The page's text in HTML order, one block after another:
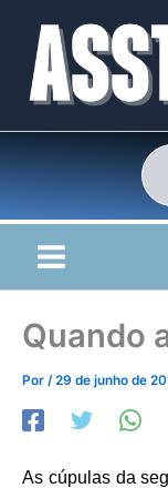
conteúdo
Quando
Por /29 de junho de
As cúpulas da